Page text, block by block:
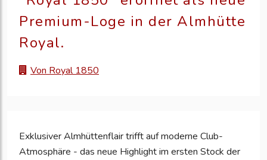
Premium-Loge in der Almhütte
Royal.
Von Royal 1850
Exklusiver Almhüttenflair trifft auf moderne Club-
Atmosphäre - das neue Highlight im ersten Stock der